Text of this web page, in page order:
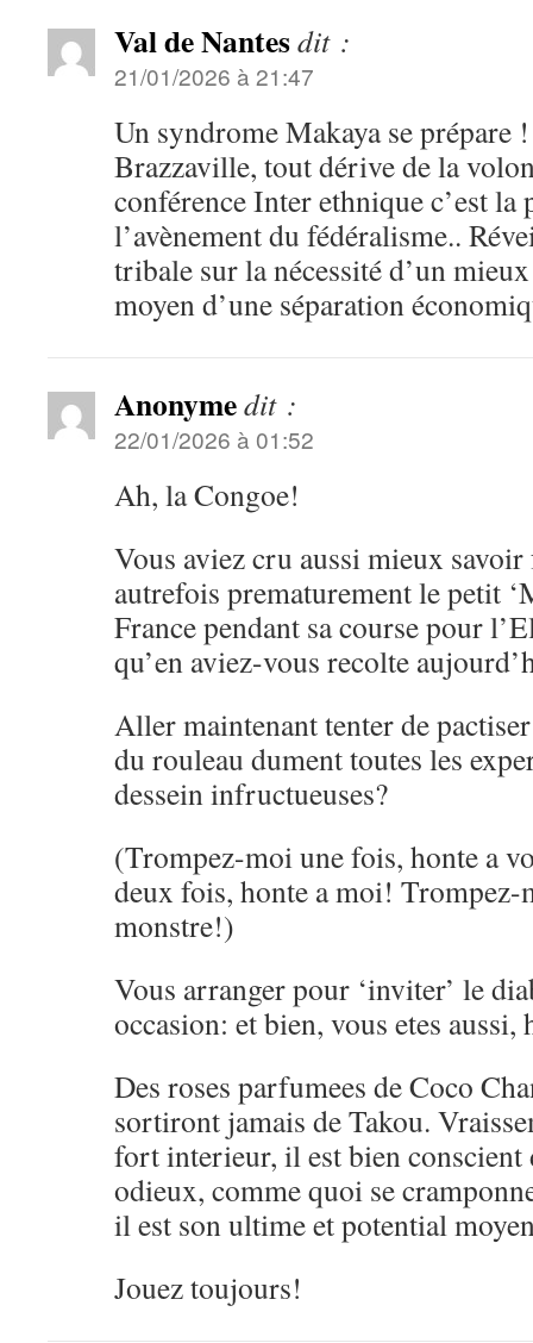
Val de Nantesdit :
21/01/2026 à 21:47
Un syndrome Makaya se prépare
Brazzaville, tout dérive de la
conférence Inter ethnique c’est
l’avènement du fédéralisme..
tribale sur la nécessité d’un
moyen d’une séparation
Anonymedit :
22/01/2026 à 01:52
Ah, la Congoe!
Vous aviez cru aussi mieux
autrefois prematurement le petit
France pendant sa course pour
qu’en aviez-vous recolte
Aller maintenant tenter de
du rouleau dument toutes les
dessein infructueuses?
(Trompez-moi une fois, honte a
deux fois, honte a moi! Trompez-
monstre!)
Vous arranger pour ‘inviter’ le
occasion: et bien, vous etes
Des roses parfumees de Coco
sortiront jamais de Takou.
fort interieur, il est bien conscient
odieux, comme quoi se
il est son ultime et potential
Jouez toujours!